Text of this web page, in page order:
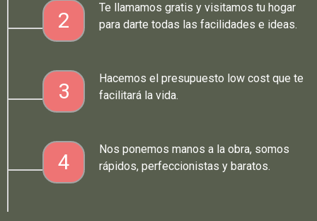
2
Te llamamos gratis y visitamos tu hogar
para darte todas las facilidades e ideas.
3
Hacemos el presupuesto low cost que te
facilitará la vida.
4
Nos ponemos manos a la obra, somos
rápidos, perfeccionistas y baratos.